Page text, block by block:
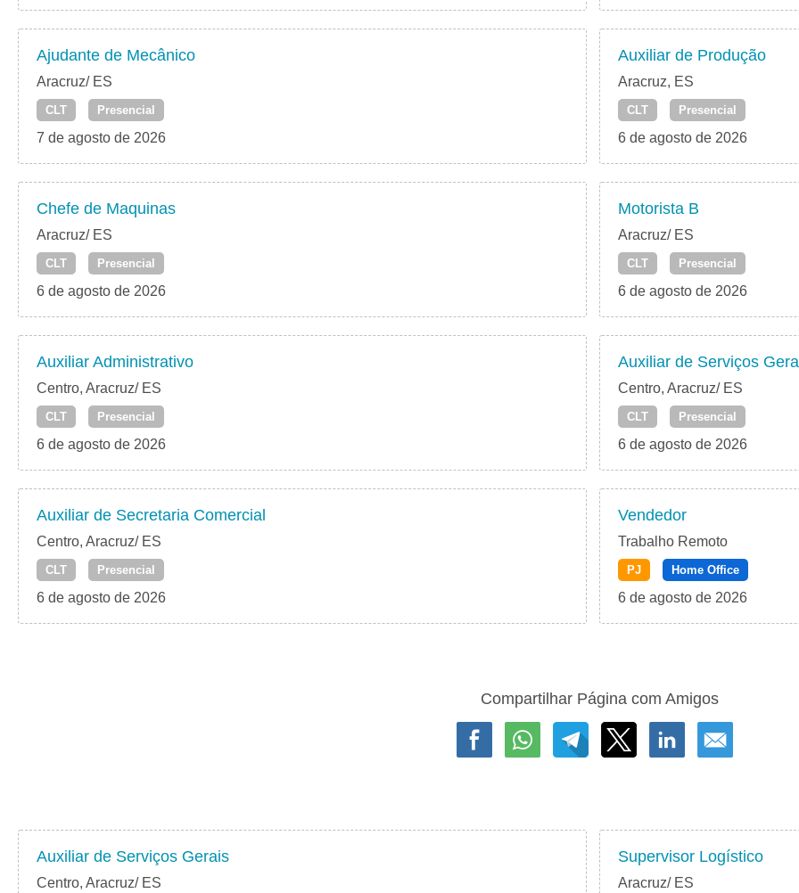
Ajudante de Mecânico
Aracruz/ ES
CLT Presencial
7 de agosto de 2026
Auxiliar de Produção
Aracruz, ES
CLT Presencial
6 de agosto de 2026
Chefe de Maquinas
Aracruz/ ES
CLT Presencial
6 de agosto de 2026
Motorista B
Aracruz/ ES
CLT Presencial
6 de agosto de 2026
Auxiliar Administrativo
Centro, Aracruz/ ES
CLT Presencial
6 de agosto de 2026
Auxiliar de Serviços
Centro, Aracruz/ ES
CLT Presencial
6 de agosto de 2026
Auxiliar de Secretaria Comercial
Centro, Aracruz/ ES
CLT Presencial
6 de agosto de 2026
Vendedor
Trabalho Remoto
PJ Home Office
6 de agosto de 2026
Compartilhar Página com Amigos
Auxiliar de Serviços Gerais
Centro, Aracruz/ ES
Supervisor Logístico
Aracruz/ ES